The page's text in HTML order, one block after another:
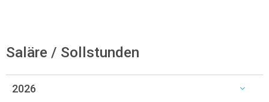
Saläre / Sollstunden
2026